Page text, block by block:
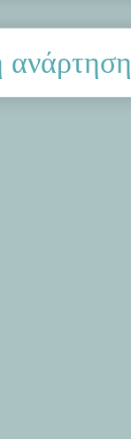
ανάρτηση